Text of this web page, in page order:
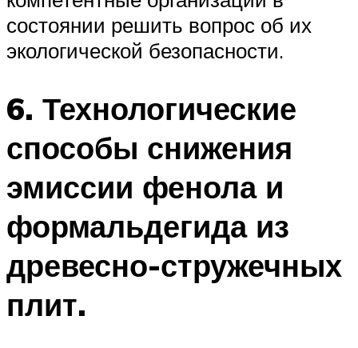
состоянии решить вопрос об их
экологической безопасности.
6. Технологические
способы снижения
эмиссии фенола и
формальдегида из
древесно-стружечных
плит.